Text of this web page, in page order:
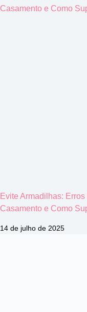
Evite Armadilhas:
Casamento e Como
14 de julho de 2025